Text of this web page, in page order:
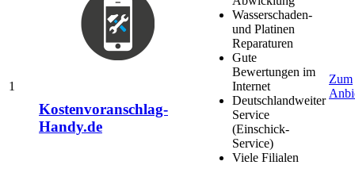
1
Kostenvoranschlag-
Handy.de
Wasserschaden-
und Platinen
Reparaturen
Gute
Bewertungen im
Internet
Deutschlandweiter
Service
(Einschick-
Service)
Viele Filialen
Zum